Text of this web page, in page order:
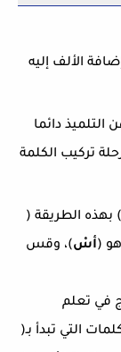
الألف إليه
دائما
تركيب الكلمة
) بهذه الطريقة (
(أسْ)، وقس
في تعلم
التي تبدأ بـ(